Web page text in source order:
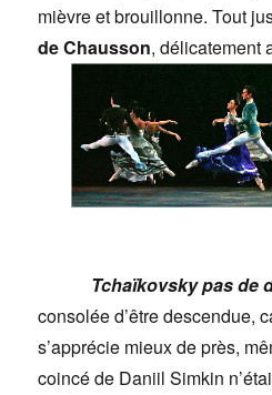
mièvre et brouillonne. Tout
de Chausson, délicatement
Tchaïkovsky pas de
consolée d’être descendue,
s’apprécie mieux de près,
coincé de Daniil Simkin